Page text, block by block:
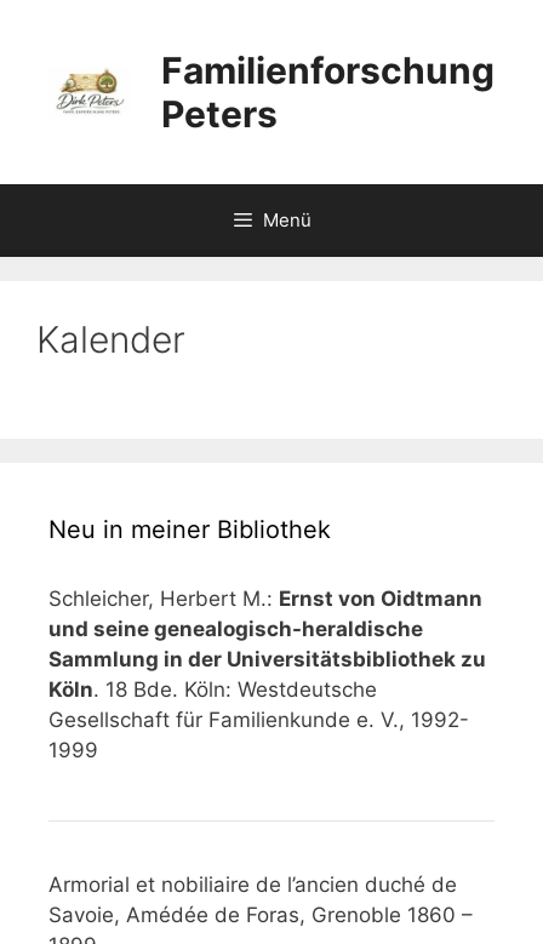
springen
Familienforschung
Peters
Menü
Kalender
Neu in meiner Bibliothek
Schleicher, Herbert M.: Ernst von Oidtmann
und seine genealogisch-heraldische
Sammlung in der Universitätsbibliothek zu
Köln. 18 Bde. Köln: Westdeutsche
Gesellschaft für Familienkunde e. V., 1992-
1999
Armorial et nobiliaire de l’ancien duché de
Savoie, Amédée de Foras, Grenoble 1860 –